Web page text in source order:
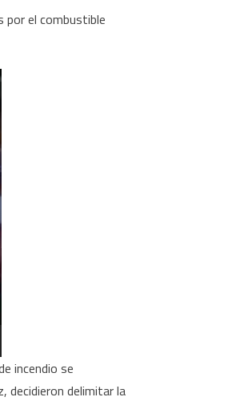
por el combustible
incendio se
decidieron delimitar la